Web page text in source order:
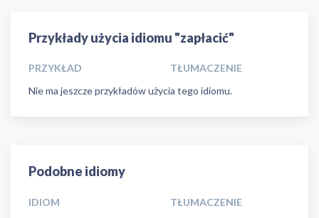
Przykłady użycia idiomu "zapłacić"
PRZYKŁAD
TŁUMACZENIE
Nie ma jeszcze przykładów użycia tego idiomu.
Podobne idiomy
IDIOM TŁUMACZENIE